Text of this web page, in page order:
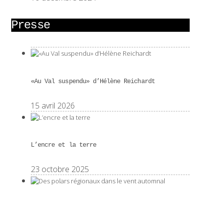
Presse
«Au Val suspendu» d’Hélène Reichardt
15 avril 2026
L’encre et la terre
23 octobre 2025